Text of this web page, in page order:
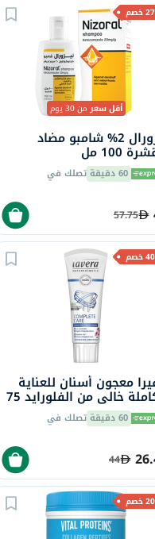
خصم
أقل سعرمن 30 يوم
نيزورال 2% شامبو مضاد
100 مل
60 دقيقة تصلك في
57.75
خصم
معجون أسنان للعناية
الكاملة خالي من الفلورايد 75
60 دقيقة تصلك في
44
خصم